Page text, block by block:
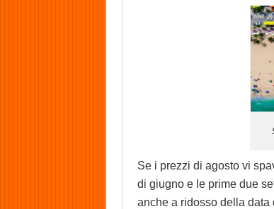
Se i prezzi di agosto vi
di giugno e le prime due
anche a ridosso della data